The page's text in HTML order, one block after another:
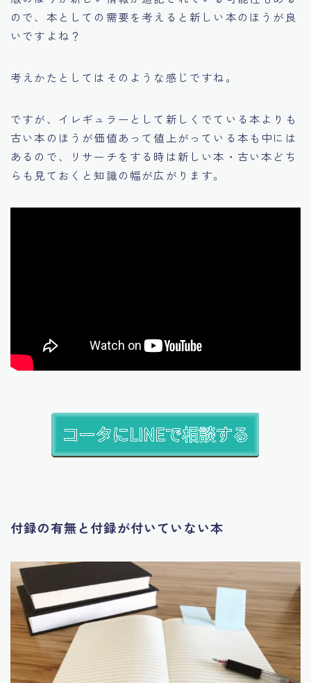
ので、本としての需要を考えると新しい本のほうが良
いですよね？
考えかたとしてはそのような感じですね。
ですが、イレギュラーとして新しくでている本よりも
古い本のほうが価値あって値上がっている本も中には
あるので、リサーチをする時は新しい本・古い本どち
らも見ておくと知識の幅が広がります。
付録の有無と付録が付いていない本